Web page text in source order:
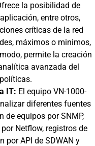
la posibilidad de
entre otros,
críticas de la red
máximos o minimos,
permite la creación
avanzada del
IT: El equipo VN-1000-
diferentes fuentes
de equipos por SNMP,
Netflow, registros de
por API de SDWAN y